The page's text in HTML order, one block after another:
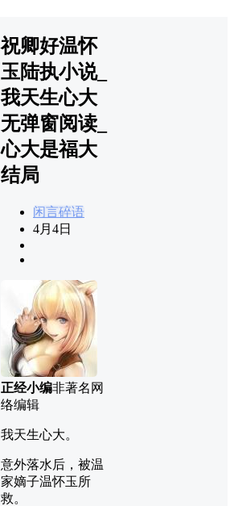
祝卿好温怀
玉陆执小说_
我天生心大
无弹窗阅读_
心大是福大
结局
闲言碎语
4月4日
正经小编非著名网
络编辑
我天生心大。
意外落水后，被温
家嫡子温怀玉所
救。